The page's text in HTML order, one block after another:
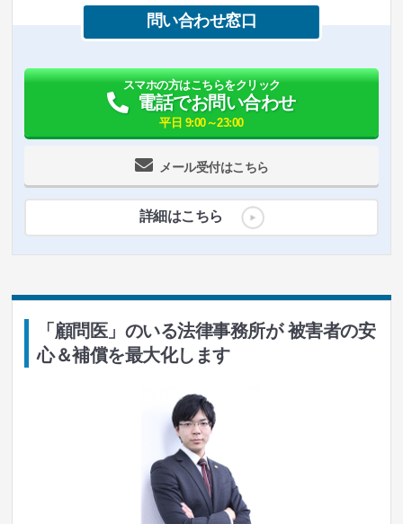
問い合わせ窓口
メール受付はこちら
スマホの方はこちらをクリック
電話でお問い合わせ
平日 9:00～23:00
詳細はこちら
「顧問医」のいる法律事務所が 被害者の安
心＆補償を最大化します